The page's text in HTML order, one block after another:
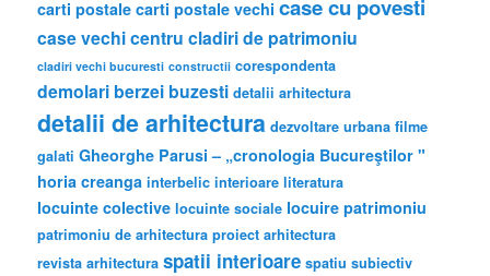
carti postale carti postale vechi case cu povesti
case vechicentru cladiri de patrimoniu
cladiri vechi bucuresti constructii corespondenta
demolari berzei buzesti detalii arhitectura
detalii de arhitectura dezvoltare urbana filme
galati Gheorghe Parusi – „cronologia Bucureştilor "
horia creanga interbelic interioare literatura
locuinte colective locuinte sociale locuire patrimoniu
patrimoniu de arhitectura proiect arhitectura
revista arhitectura spatii interioare spatiu subiectiv